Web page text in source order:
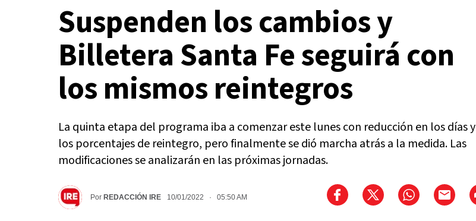
Suspenden los cambios y
Billetera Santa Fe seguirá con
los mismos reintegros
La quinta etapa del programa iba a comenzar este lunes con reducción en los días y
los porcentajes de reintegro, pero finalmente se dió marcha atrás a la medida. Las
modificaciones se analizarán en las próximas jornadas.
Por REDACCIÓN IRE 10/01/2022 · 05:50 AM